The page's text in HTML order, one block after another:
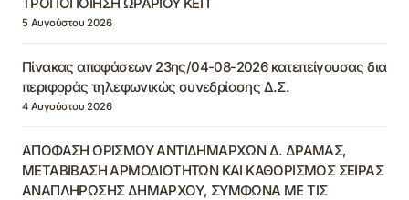
5 Αυγούστου 2026
Πίνακας αποφάσεων 23ης/04-08-2026 κατεπείγουσας δια
περιφοράς τηλεφωνικώς συνεδρίασης Δ.Σ.
4 Αυγούστου 2026
ΑΠΟΦΑΣΗ ΟΡΙΣΜΟΥ ΑΝΤΙΔΗΜΑΡΧΩΝ Δ. ΔΡΑΜΑΣ,
ΜΕΤΑΒΙΒΑΣΗ ΑΡΜΟΔΙΟΤΗΤΩΝ ΚΑΙ ΚΑΘΟΡΙΣΜΟΣ ΣΕΙΡΑΣ
ΑΝΑΠΛΗΡΩΣΗΣ ΔΗΜΑΡΧΟΥ, ΣΥΜΦΩΝΑ ΜΕ ΤΙΣ